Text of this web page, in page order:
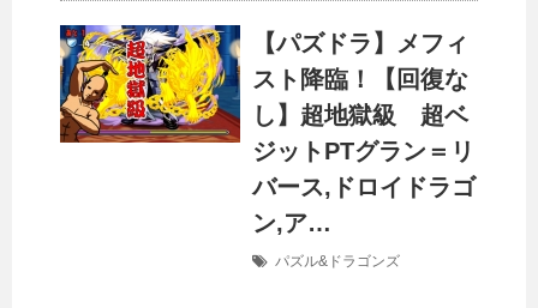
【パズドラ】メフィ
スト降臨！【回復な
し】超地獄級 超ベ
ジットPTグラン＝リ
バース,ドロイドラゴ
ン,ア…
パズル&ドラゴンズ